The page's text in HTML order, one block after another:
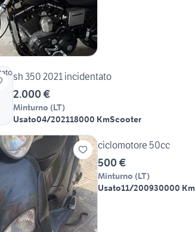
sh 350 2021 incidentato
2.000 €
Minturno (LT)
Usato04/202118000 KmScooter
ciclomotore 50cc
500 €
Minturno (LT)
Usato11/200930000 Km